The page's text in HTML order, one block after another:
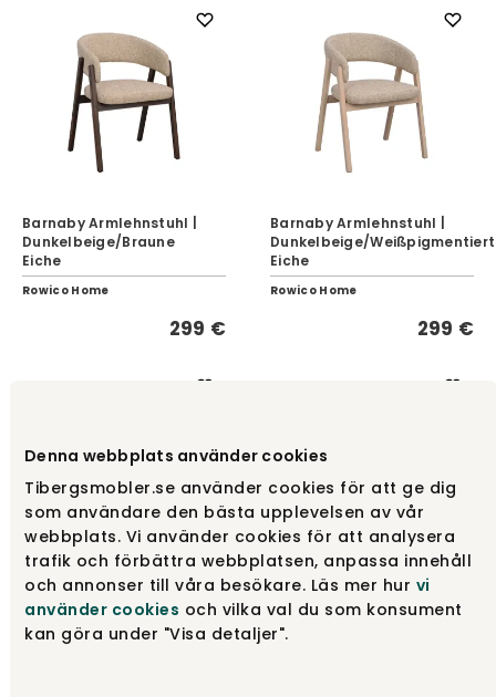
Denna webbplats använder cookies
Tibergsmobler.se använder cookies för att ge dig
som användare den bästa upplevelsen av vår
webbplats. Vi använder cookies för att analysera
trafik och förbättra webbplatsen, anpassa innehåll
och annonser till våra besökare. Läs mer hur vi
använder cookies och vilka val du som konsument
kan göra under "Visa detaljer".
Barnaby Armlehnstuhl |
Dunkelbeige/Braune
Eiche
Rowico Home
299 €
Barnaby Armlehnstuhl |
Dunkelbeige/
Eiche
Rowico Home
299 €
Carmen Stuhl | Braun
Rowico Home
Carmen Stuhl | Schwarz
lackiert
Rowico Home